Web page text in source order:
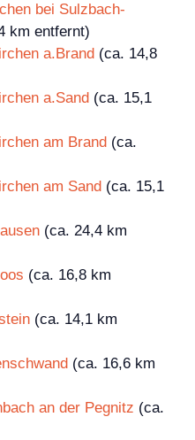
bei Sulzbach-
km entfernt)
a.Brand (ca. 14,8
a.Sand (ca. 15,1
am Brand (ca.
am Sand (ca. 15,1
(ca. 24,4 km
(ca. 16,8 km
(ca. 14,1 km
(ca. 16,6 km
an der Pegnitz (ca.